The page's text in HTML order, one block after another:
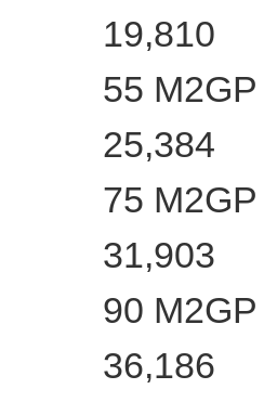
19,810
55
25,384
75
31,903
90
36,186